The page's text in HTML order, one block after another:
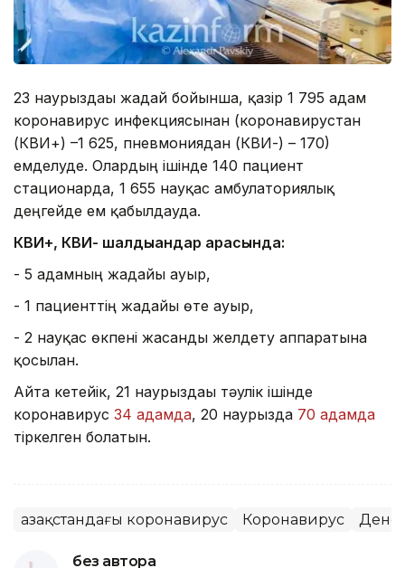
23 наурыздағы жағдай бойынша, қазір 1 795 адам
коронавирус инфекциясынан (коронавирустан
(КВИ+) –1 625, пневмониядан (КВИ-) – 170)
емделуде. Олардың ішінде 140 пациент
стационарда, 1 655 науқас амбулаториялық
деңгейде ем қабылдауда.
КВИ+, КВИ- шалдыққандар арасында:
- 5 адамның жағдайы ауыр,
- 1 пациенттің жағдайы өте ауыр,
- 2 науқас өкпені жасанды желдету аппаратына
қосылған.
Айта кетейік, 21 наурыздағы тәулік ішінде
коронавирус 34 адамда, 20 наурызда 70 адамда
тіркелген болатын.
Қазақстандағы коронавирус Коронавирус
без автора